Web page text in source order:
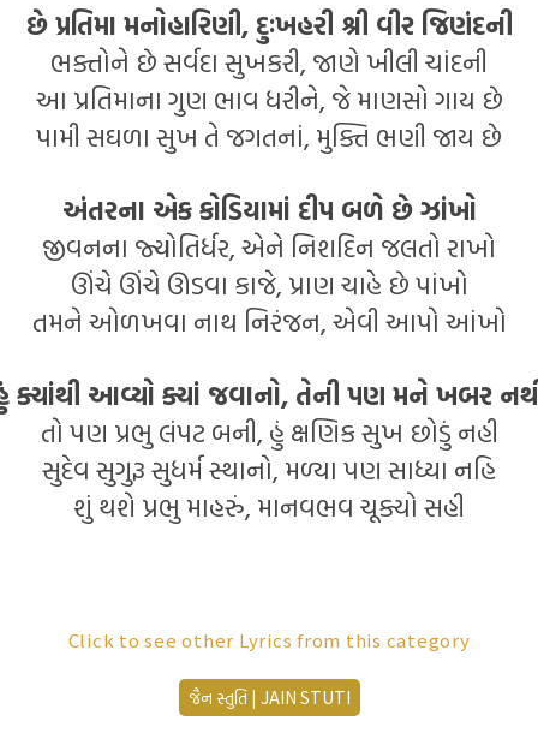
છે પ્રતિમા મનોહારિણી, દુઃખહરી શ્રી વીર જિણંદની
ભક્તોને છે સર્વદા સુખકરી, જાણે ખીલી ચાંદની
આ પ્રતિમાના ગુણ ભાવ ધરીને, જે માણસો ગાય છે
પામી સઘળા સુખ તે જગતનાં, મુક્તિ ભણી જાય છે
અંતરના એક કોડિયામાં દીપ બળે છે ઝાંખો
જીવનના જ્યોતિર્ધર, એને નિશદિન જલતો રાખો
ઊંચે ઊંચે ઊડવા કાજે, પ્રાણ ચાહે છે પાંખો
તમને ઓળખવા નાથ નિરંજન, એવી આપો આંખો
ક્યાંથી આવ્યો ક્યાં જવાનો, તેની પણ મને ખબર
તો પણ પ્રભુ લંપટ બની, હું ક્ષણિક સુખ છોડું નહી
સુદેવ સુગુરૂ સુધર્મ સ્થાનો, મળ્યા પણ સાધ્યા નહિ
શું થશે પ્રભુ માહરું, માનવભવ ચૂક્યો સહી
आव्यो शरणे तमारा जिनवर करजो आश पूरी अमारी
नाव्यो भवपार मारो तुम विण जगमां सार ले कोण मारी
गायो जिनराज आजे हरख अधिकथी परम आनंदकारी
Click to see other Lyrics from this category
જૈન સ્તુતિ | JAIN STUTI